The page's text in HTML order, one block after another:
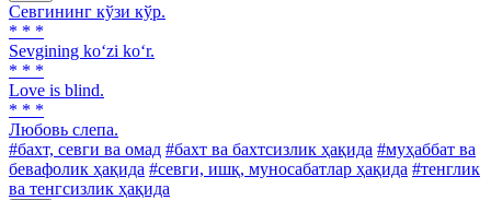
Севгининг кўзи кўр.
* * *
Sevgining ko‘zi ko‘r.
* * *
Love is blind.
* * *
Любовь слепа.
#бахт, севги ва омад #бахт ва бахтсизлик ҳақида #муҳаббат ва
бевафолик ҳақида #севги, ишқ, муносабатлар ҳақида #тенглик
ва тенгсизлик ҳақида